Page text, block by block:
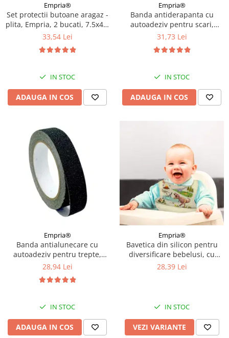
Empria®
Set protectii butoane aragaz -
plita, Empria, 2 bucati, 7.5x4.6
cm, Alb
33,54 Lei
IN STOC
ADAUGA IN COS
Empria®
Banda antiderapanta cu
autoadeziv pentru scari,
rezistenta la apa, PET, Diverse
31,73 Lei
IN STOC
ADAUGA IN COS
Empria®
Banda antialunecare cu
autoadeziv pentru trepte,
rezistenta la apa, PVC, Diverse
28,94 Lei
IN STOC
ADAUGA IN COS
Empria®
Bavetica din silicon pentru
diversificare bebelusi, cu
buzunar, baveta cauciuc
28,39 Lei
IN STOC
VEZI VARIANTE